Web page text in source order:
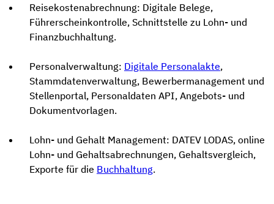
Reisekostenabrechnung: Digitale Belege,
Führerscheinkontrolle, Schnittstelle zu Lohn- und
Finanzbuchhaltung.
Personalverwaltung: Digitale Personalakte,
Stammdatenverwaltung, Bewerbermanagement und
Stellenportal, Personaldaten API, Angebots- und
Dokumentvorlagen.
Lohn- und Gehalt Management: DATEV LODAS, online
Lohn- und Gehaltsabrechnungen, Gehaltsvergleich,
Exporte für die Buchhaltung.